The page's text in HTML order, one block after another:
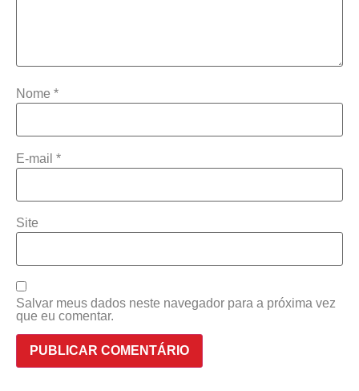
Nome *
E-mail *
Site
Salvar meus dados neste navegador para a próxima vez
que eu comentar.